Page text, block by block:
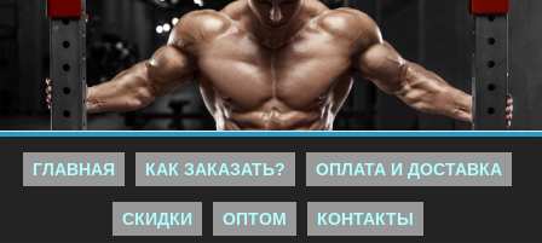
ГЛАВНАЯ КАК ЗАКАЗАТЬ? ОПЛАТА И ДОСТАВКА
СКИДКИ ОПТОМ КОНТАКТЫ